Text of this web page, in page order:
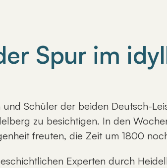
Spur im
Schüler der beiden Deutsch-
zu besichtigen. In den
freuten, die Zeit um 1800
Experten durch